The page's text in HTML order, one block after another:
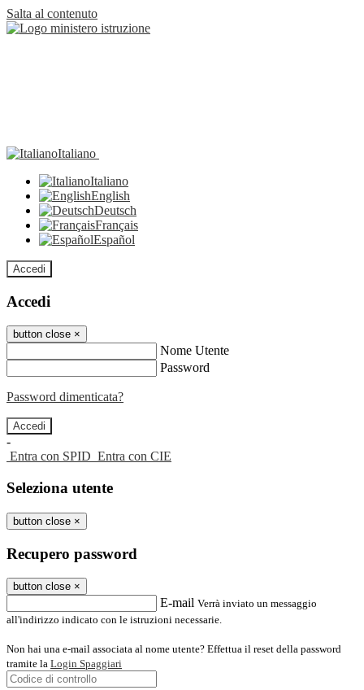
Salta al contenuto
Italiano
Italiano
English
Deutsch
Français
Español
Accedi
Accedi
button close ×
Nome Utente
Password
Password dimenticata?
-
Entra con SPID Entra con CIE
Seleziona utente
button close ×
Recupero password
button close ×
E-mail Verrà inviato un messaggio
all'indirizzo indicato con le istruzioni necessarie.
Non hai una e-mail associata al nome utente? Effettua il reset della password
tramite la Login Spaggiari